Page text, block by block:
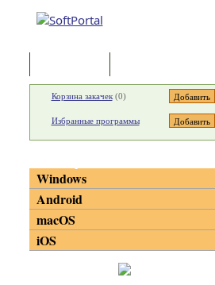
Корзина закачек(0)
Избранные программы
Windows
Android
macOS
iOS